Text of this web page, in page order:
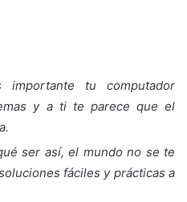
tu computador
y a ti te parece que el
ser así, el mundo no se te
fáciles y prácticas a